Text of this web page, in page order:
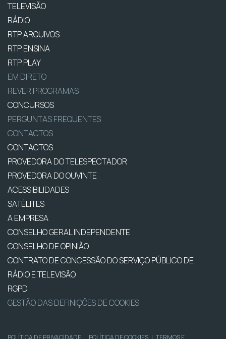
TELEVISÃO
RÁDIO
RTP ARQUIVOS
RTP ENSINA
RTP PLAY
EM DIRETO
REVER PROGRAMAS
CONCURSOS
PERGUNTAS FREQUENTES
CONTACTOS
CONTACTOS
PROVEDORA DO TELESPECTADOR
PROVEDORA DO OUVINTE
ACESSIBILIDADES
SATÉLITES
A EMPRESA
CONSELHO GERAL INDEPENDENTE
CONSELHO DE OPINIÃO
CONTRATO DE CONCESSÃO DO SERVIÇO PÚBLICO DE
RÁDIO E TELEVISÃO
RGPD
GESTÃO DAS DEFINIÇÕES DE COOKIES
POLÍTICA DE PRIVACIDADE | POLÍTICA DE COOKIES | TERMOS E